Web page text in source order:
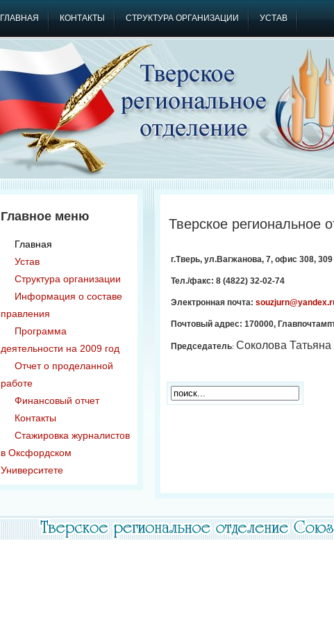
ГЛАВНАЯ КОНТАКТЫ СТРУКТУРА ОРГАНИЗАЦИИ УСТАВ
Главное меню
Главная
Устав
Структура организации
Информация о составе
правления
Программа
деятельности на 2009 год
Отчет о проделанной
работе
Финансовый отчет
Контакты
Стажировка журналистов
в Оксфордском
Университете
Тверское региональное
г.Тверь, ул.Вагжанова, 7, офис 308, 309
Тел./факс: 8 (4822) 32-02-74
Электронная почта:
Почтовый адрес: 170000,
Председатель: Соколова